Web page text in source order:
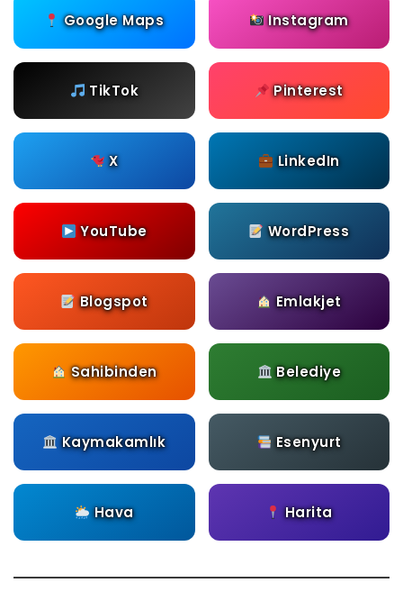
Google Maps Instagram
TikTok Pinterest
X LinkedIn
YouTube WordPress
Blogspot Emlakjet
Sahibinden Belediye
Kaymakamlık Esenyurt
Hava Harita